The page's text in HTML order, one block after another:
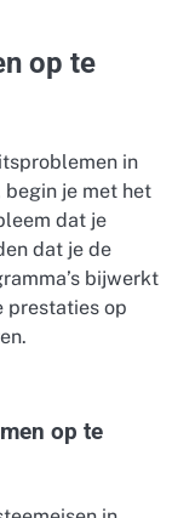
op te
in
je met het
dat je
dat je de
bijwerkt
prestaties op
op te